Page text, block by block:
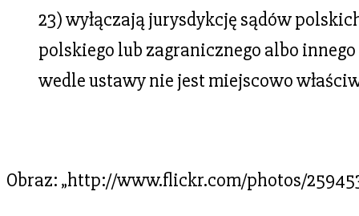
23) wyłączają jurysdykcję sądów
polskiego lub zagranicznego albo
wedle ustawy nie jest miejscowo
Obraz: „http://www.flickr.com/photos/